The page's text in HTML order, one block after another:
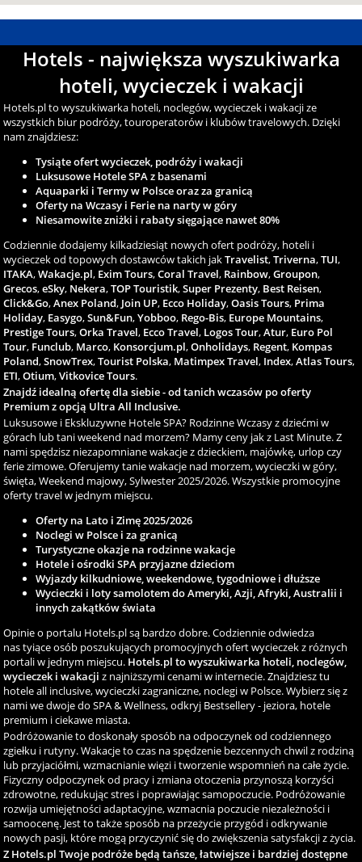
Hotels - największa wyszukiwarka
hoteli, wycieczek i wakacji
Hotels.pl to wyszukiwarka hoteli, noclegów, wycieczek i wakacji ze
wszystkich biur podróży, touroperatorów i klubów travelowych. Dzięki
nam znajdziesz:
Tysiąte ofert wycieczek, podróży i wakacji
Luksusowe Hotele SPA z basenami
Aquaparki i Termy w Polsce oraz za granicą
Oferty na Wczasy i Ferie na narty w góry
Niesamowite zniżki i rabaty sięgające nawet 80%
Codziennie dodajemy kilkadziesiąt nowych ofert podróży, hoteli i
wycieczek od topowych dostawców takich jakTravelist,Triverna,TUI,
ITAKA,Wakacje.pl, Exim Tours,Coral Travel, Rainbow,Groupon,
Grecos,eSky, Nekera,TOP Touristik,Super Prezenty, Best Reisen,
Click&Go,Anex Poland, Join UP, Ecco Holiday,Oasis Tours, Prima
Holiday, Easygo,Sun&Fun,Yobboo, Rego-Bis, Europe Mountains,
Prestige Tours,Orka Travel, Ecco Travel, Logos Tour,Atur, Euro Pol
Tour, Funclub, Marco, Konsorcjum.pl,Onholidays, Regent, Kompas
Poland,SnowTrex,Tourist Polska, Matimpex Travel, Index,Atlas Tours,
ETI,Otium,Vitkovice Tours.
Znajdź idealną ofertę dla siebie - od tanich wczasów po oferty
Premium z opcją Ultra All Inclusive.
Luksusowe i Ekskluzywne Hotele SPA? Rodzinne Wczasy z dziećmi w
górach lub tani weekend nad morzem? Mamy ceny jak z Last Minute. Z
nami spędzisz niezapomniane wakacje z dzieckiem, majówkę, urlop czy
ferie zimowe. Oferujemy tanie wakacje nad morzem, wycieczki w góry,
święta, Weekend majowy, Sylwester 2025/2026. Wszystkie promocyjne
oferty travel w jednym miejscu.
Oferty na Lato i Zimę 2025/2026
Noclegi w Polsce i za granicą
Turystyczne okazje na rodzinne wakacje
Hotele i ośrodki SPA przyjazne dzieciom
Wyjazdy kilkudniowe, weekendowe, tygodniowe i dłuższe
Wycieczki i loty samolotem do Ameryki, Azji, Afryki, Australii i
innych zakątków świata
Opinie o portalu Hotels.pl są bardzo dobre. Codziennie odwiedza
nas tyiące osób poszukujących promocyjnych ofert wycieczek z różnych
portali w jednym miejscu. Hotels.pl to wyszukiwarka hoteli, noclegów,
wycieczek i wakacji z najniższymi cenami w internecie. Znajdziesz tu
hotele all inclusive, wycieczki zagraniczne, noclegi w Polsce. Wybierz się z
nami we dwoje do SPA & Wellness, odkryj Bestsellery - jeziora, hotele
premium i ciekawe miasta.
Podróżowanie to doskonały sposób na odpoczynek od codziennego
zgiełku i rutyny. Wakacje to czas na spędzenie bezcennych chwil z rodziną
lub przyjaciółmi, wzmacnianie więzi i tworzenie wspomnień na całe życie.
Fizyczny odpoczynek od pracy i zmiana otoczenia przynoszą korzyści
zdrowotne, redukując stres i poprawiając samopoczucie. Podróżowanie
rozwija umiejętności adaptacyjne, wzmacnia poczucie niezależności i
samoocenę. Jest to także sposób na przeżycie przygód i odkrywanie
nowych pasji, które mogą przyczynić się do zwiększenia satysfakcji z życia.
Z Hotels.pl Twoje podróże będą tańsze, łatwiejsze i bardziej dostępne